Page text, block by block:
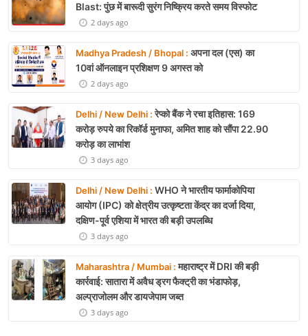
Blast: पुंछ में बारूदी सुरंग निष्क्रिय करते समय विस्फोट
2 days ago
Madhya Pradesh / Bhopal : अपना दल (एस) का
10वां ऑनलाइन प्रशिक्षण 9 अगस्त को
2 days ago
Delhi / New Delhi :रेप्को बैंक ने रचा इतिहास: 169
करोड़ रुपये का रिकॉर्ड मुनाफा, अमित शाह को सौंपा 22.90
करोड़ का लाभांश
3 days ago
Delhi / New Delhi : WHO ने भारतीय फार्माकोपिया
आयोग (IPC) को क्षेत्रीय उत्कृष्टता केंद्र का दर्जा दिया,
दक्षिण-पूर्व एशिया में भारत की बड़ी उपलब्धि
3 days ago
Maharashtra / Mumbai :महाराष्ट्र में DRI की बड़ी
कार्रवाई: सातारा में अवैध ड्रग फैक्ट्री का भंडाफोड़,
अल्प्राजोलम और डायजेपाम जब्त
3 days ago